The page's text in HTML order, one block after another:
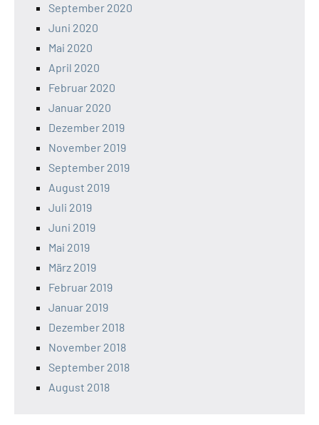
September 2020
Juni 2020
Mai 2020
April 2020
Februar 2020
Januar 2020
Dezember 2019
November 2019
September 2019
August 2019
Juli 2019
Juni 2019
Mai 2019
März 2019
Februar 2019
Januar 2019
Dezember 2018
November 2018
September 2018
August 2018